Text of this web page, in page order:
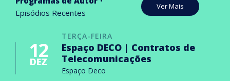
Episódios Recentes
Ver Mais
TERÇA-FEIRA
12
DEZ
Espaço DECO | Contratos de
Telecomunicações
Espaço Deco